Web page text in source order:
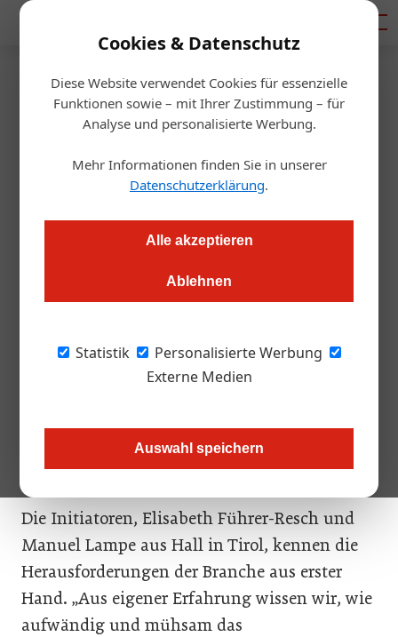
Cookies & Datenschutz
Diese Website verwendet Cookies für essenzielle
Funktionen sowie – mit Ihrer Zustimmung – für
Analyse und personalisierte Werbung.
Mehr Informationen finden Sie in unserer
Datenschutzerklärung.
Alle akzeptieren
Ablehnen
Statistik
Personalisierte Werbung
Externe Medien
Auswahl speichern
Startseite/Gastro & Hotel
Tourismus
Neue Plattform erleichtert
Gruppenreiseplanung
Eine neue Online-Plattform will für frischen Wind in der
Reiseveranstalter und Busunternehmen ab sofort
umfassende Informationen zur Planung von Gruppenreisen -
Bild oben: Elisabeth Führer-Resch und Manuel
Lampe.
Die Initiatoren, Elisabeth Führer-Resch und
Manuel Lampe aus Hall in Tirol, kennen die
Herausforderungen der Branche aus erster
Hand. „Aus eigener Erfahrung wissen wir, wie
aufwändig und mühsam das